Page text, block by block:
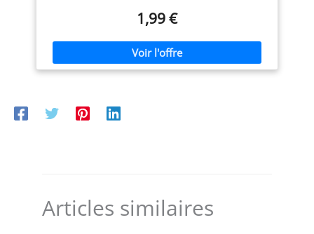
une parfaite stabilité sur la
table, sans aucun risque de
1,99 €
Articles similaires